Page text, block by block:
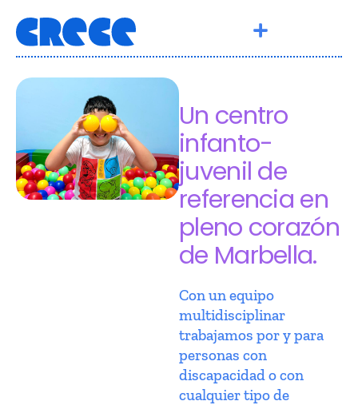
Un centro
infanto-
juvenil de
referencia en
pleno corazón
de Marbella.
Con un equipo
multidisciplinar
trabajamos por y para
personas con
discapacidad o con
cualquier tipo de